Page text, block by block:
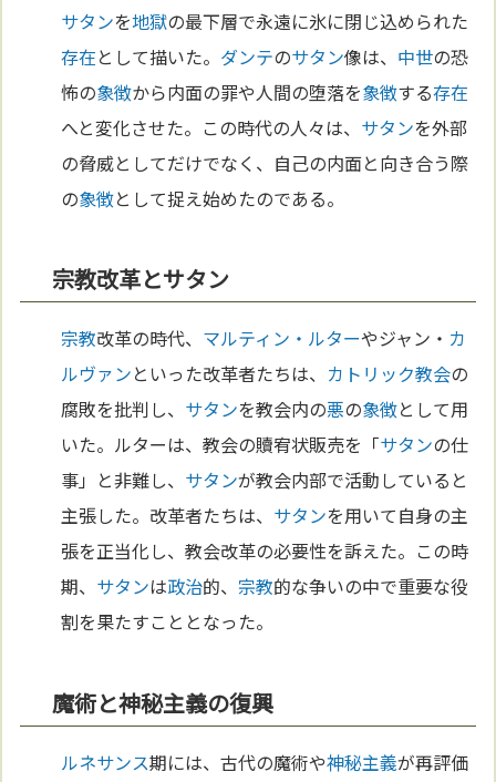
サタンを地獄の最下層で永遠に氷に閉じ込められた
存在として描いた。 ダンテのサタン像は、 中世の恐
怖の象徴から内面の罪や人間の堕落を象徴する存在
へと変化させた。この時代の人々は、 サタンを外部
の脅威としてだけでなく、自己の内面と向き合う際
の象徴として捉え始めたのである。
宗教改革とサタン
宗教改革の時代、 マルティン・ルターやジャン・ カ
ルヴァンといった改革者たちは、 カトリック教会の
腐敗を批判し、 サタンを教会内の悪の象徴として用
いた。ルターは、教会の贖宥状販売を「サタンの仕
事」と非難し、 サタンが教会内部で活動していると
主張した。改革者たちは、 サタンを用いて自身の主
張を正当化し、教会改革の必要性を訴えた。この時
期、 サタンは政治的、 宗教的な争いの中で重要な役
割を果たすこととなった。
魔術と神秘主義の復興
ルネサンス期には、古代の魔術や神秘主義が再評価